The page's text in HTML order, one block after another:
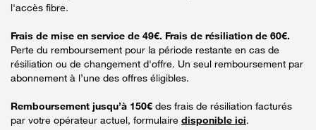
l'accès fibre.
Frais de mise en service de 49€. Frais de résiliation de 60€.
Perte du remboursement pour la période restante en cas de
résiliation ou de changement d'offre. Un seul remboursement par
abonnement à l’une des offres éligibles.
Remboursement jusqu’à 150€ des frais de résiliation facturés
par votre opérateur actuel, formulaire disponible ici.